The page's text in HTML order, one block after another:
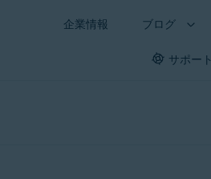
企業情報 ブログ
サポート